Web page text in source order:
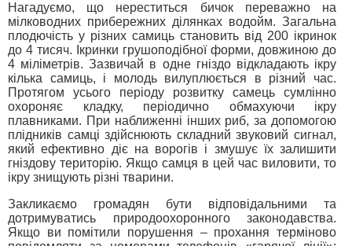
Нагадуємо, що нереститься бичок переважно на
мілководних прибережних ділянках водойм. Загальна
плодючість у різних самиць становить від 200 ікринок
до 4 тисяч. Ікринки грушоподібної форми, довжиною до
4 міліметрів. Зазвичай в одне гніздо відкладають ікру
кілька самиць, і молодь вилуплюється в різний час.
Протягом усього періоду розвитку самець сумлінно
охороняє кладку, періодично обмахуючи ікру
плавниками. При наближенні інших риб, за допомогою
плідників самці здійснюють складний звуковий сигнал,
який ефективно діє на ворогів і змушує їх залишити
гніздову територію. Якщо самця в цей час виловити, то
ікру знищують різні тварини.
Закликаємо громадян бути відповідальними та
дотримуватись природоохоронного законодавства.
Якщо ви помітили порушення – прохання терміново